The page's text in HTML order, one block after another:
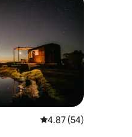
平均评分 4.87 分（满
4.87 (54)